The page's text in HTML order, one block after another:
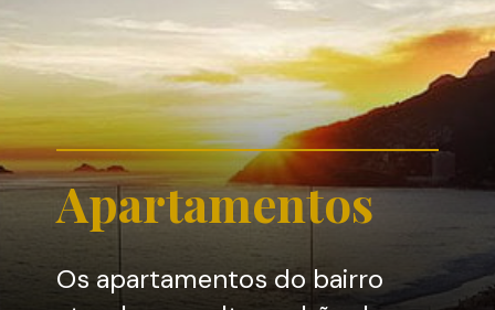
Os apartamentos do bairro
Apartamentos